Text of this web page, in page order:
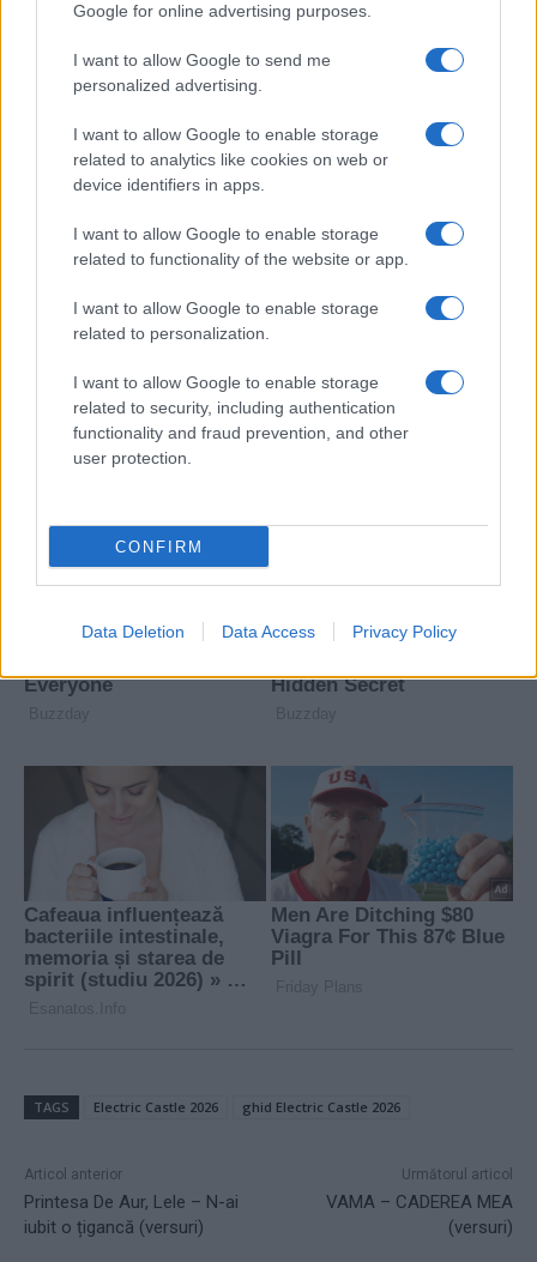
Google for online advertising purposes.
I want to allow Google to send me
personalized advertising.
I want to allow Google to enable storage
related to analytics like cookies on web or
device identifiers in apps.
I want to allow Google to enable storage
related to functionality of the website or app.
I want to allow Google to enable storage
related to personalization.
I want to allow Google to enable storage
related to security, including authentication
functionality and fraud prevention, and other
user protection.
CONFIRM
Data Deletion Data Access Privacy Policy
TAGS Electric Castle 2026 ghid Electric Castle 2026
Articol anterior
Printesa De Aur, Lele – N-ai
iubit o țigancă (versuri)
Următorul articol
VAMA – CADEREA MEA
(versuri)